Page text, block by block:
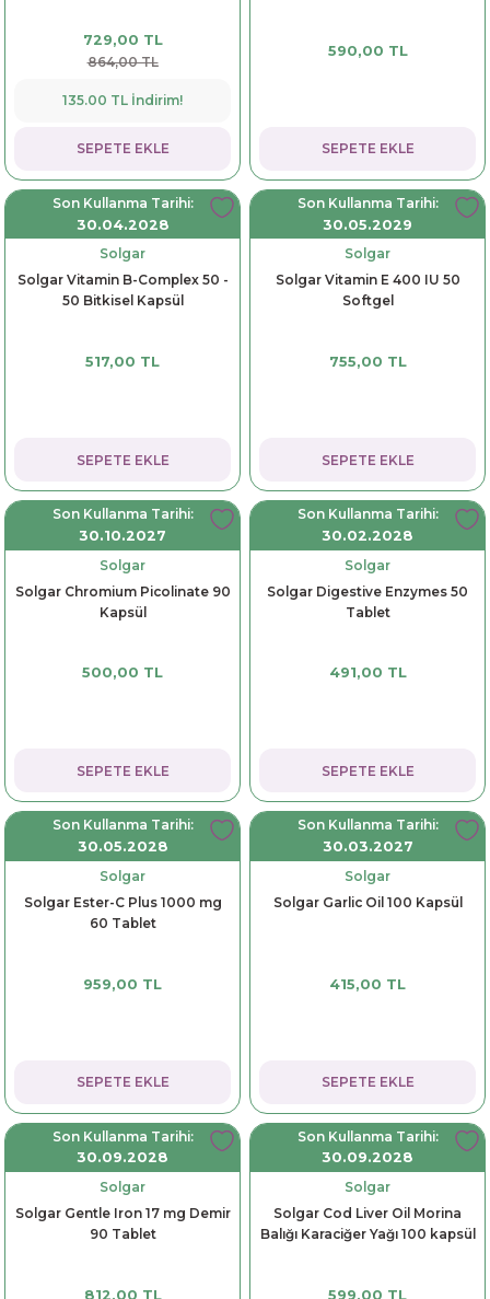
729,00 TL
864,00 TL
135.00 TL İndirim!
SEPETE EKLE
590,00 TL
SEPETE EKLE
Son Kullanma Tarihi:
30.04.2028
Solgar
Solgar Vitamin B-Complex 50 -
50 Bitkisel Kapsül
517,00 TL
SEPETE EKLE
Son Kullanma Tarihi:
30.05.2029
Solgar
Solgar Vitamin E 400 IU 50
Softgel
755,00 TL
SEPETE EKLE
Son Kullanma Tarihi:
30.10.2027
Solgar
Solgar Chromium Picolinate 90
Kapsül
500,00 TL
SEPETE EKLE
Son Kullanma Tarihi:
30.02.2028
Solgar
Solgar Digestive Enzymes 50
Tablet
491,00 TL
SEPETE EKLE
Son Kullanma Tarihi:
30.05.2028
Solgar
Solgar Ester-C Plus 1000 mg
60 Tablet
959,00 TL
SEPETE EKLE
Son Kullanma Tarihi:
30.03.2027
Solgar
Solgar Garlic Oil 100 Kapsül
415,00 TL
SEPETE EKLE
Son Kullanma Tarihi:
30.09.2028
Solgar
Solgar Gentle Iron 17 mg Demir
90 Tablet
812,00 TL
Son Kullanma Tarihi:
30.09.2028
Solgar
Solgar Cod Liver Oil Morina
Balığı Karaciğer Yağı 100 kapsül
599,00 TL